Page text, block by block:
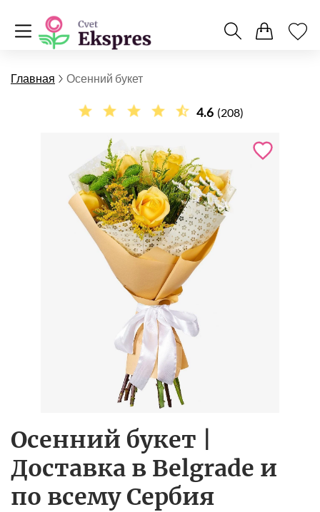
Главная Осенний букет
4.6 (208)
Осенний букет |
Доставка в Belgrade и
по всему Сербия